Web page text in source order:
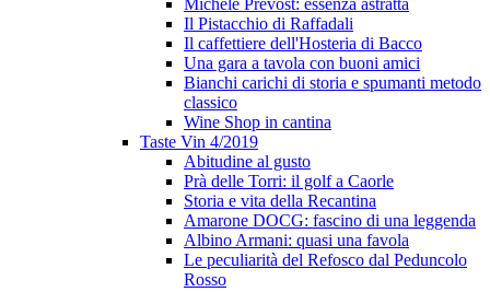
Michèle Prévost: essenza astratta
Il Pistacchio di Raffadali
Il caffettiere dell'Hosteria di Bacco
Una gara a tavola con buoni amici
Bianchi carichi di storia e spumanti metodo
classico
Wine Shop in cantina
Taste Vin 4/2019
Abitudine al gusto
Prà delle Torri: il golf a Caorle
Storia e vita della Recantina
Amarone DOCG: fascino di una leggenda
Albino Armani: quasi una favola
Le peculiarità del Refosco dal Peduncolo
Rosso